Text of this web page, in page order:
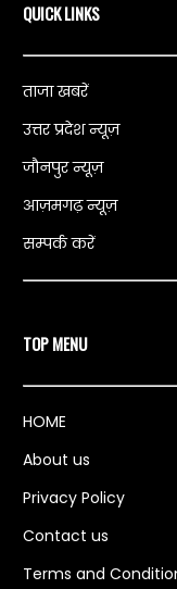
QUICK LINKS
ताजा खबरें
उत्तर प्रदेश न्यूज़
जौनपुर न्यूज़
आज़मगढ़ न्यूज़
सम्पर्क करें
TOP MENU
HOME
About us
Privacy Policy
Contact us
Terms and